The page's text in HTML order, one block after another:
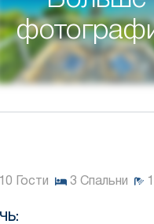
10 Гости 3 Спальни 1